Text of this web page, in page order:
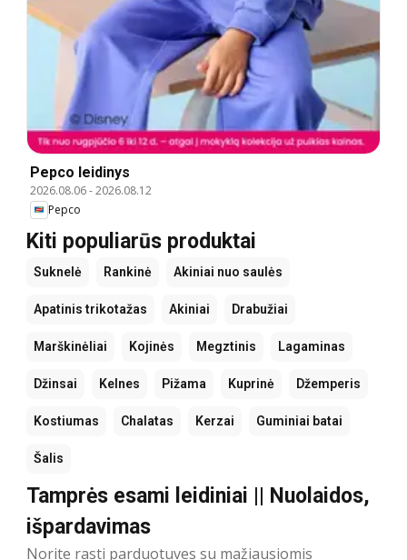
Pepco leidinys
2026.08.06-2026.08.12
Pepco
Kiti populiarūs produktai
Suknelė Rankinė Akiniai nuo saulės
Apatinis trikotažas Akiniai Drabužiai
Marškinėliai Kojinės Megztinis Lagaminas
Džinsai Kelnes Pižama Kuprinė Džemperis
Kostiumas Chalatas Kerzai Guminiai batai
Šalis
Tamprės esami leidiniai || Nuolaidos,
išpardavimas
Norite rasti parduotuves su mažiausiomis